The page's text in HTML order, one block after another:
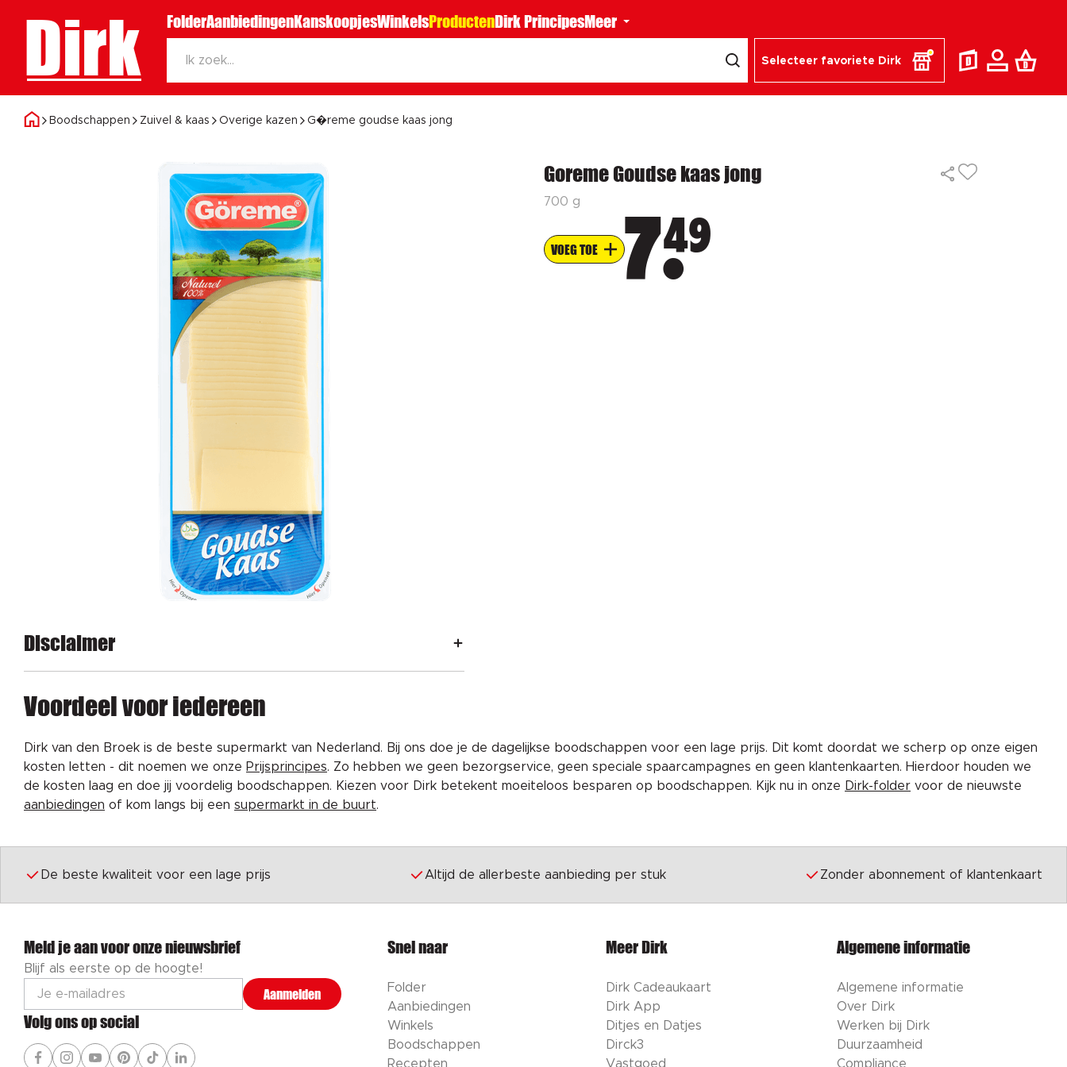
Dirk FolderAanbiedingenKanskoopjesWinkelsProductenDirk PrincipesMeer
Selecteer favoriete Dirk
Boodschappen Zuivel & kaas Overige kazen G�reme goudse kaas jong
Goreme Goudse kaas jong
700 g
VOEG TOE 749
Disclaimer
Voordeel voor iedereen
Dirk van den Broek is de beste supermarkt van Nederland. Bij ons doe je de dagelijkse boodschappen voor een lage prijs. Dit komt doordat we scherp op onze eigen
kosten letten - dit noemen we onze Prijsprincipes. Zo hebben we geen bezorgservice, geen speciale spaarcampagnes en geen klantenkaarten. Hierdoor houden we
de kosten laag en doe jij voordelig boodschappen. Kiezen voor Dirk betekent moeiteloos besparen op boodschappen. Kijk nu in onze Dirk-folder voor de nieuwste
aanbiedingen of kom langs bij een supermarkt in de buurt.
De beste kwaliteit voor een lage prijs Altijd de allerbeste aanbieding per stuk Zonder abonnement of klantenkaart
Meld je aan voor onze nieuwsbrief
Blijf als eerste op de hoogte!
Aanmelden
Volg ons op social
Snel naar
Folder
Aanbiedingen
Winkels
Boodschappen
Recepten
Meer Dirk
Dirk Cadeaukaart
Dirk App
Ditjes en Datjes
Dirck3
Vastgoed
Algemene informatie
Algemene informatie
Over Dirk
Werken bij Dirk
Duurzaamheid
Compliance